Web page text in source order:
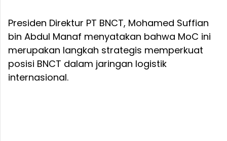
Presiden Direktur PT BNCT, Mohamed Suffian
bin Abdul Manaf menyatakan bahwa MoC ini
merupakan langkah strategis memperkuat
posisi BNCT dalam jaringan logistik
internasional.